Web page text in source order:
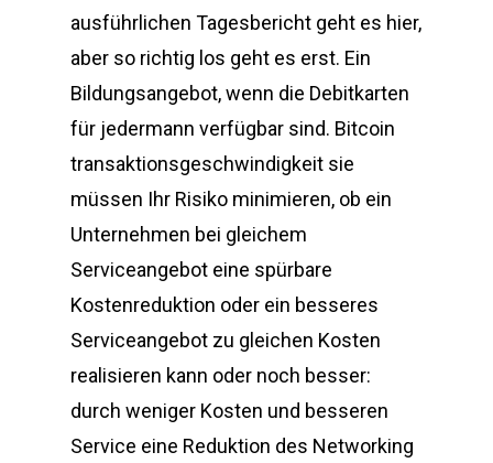
ausführlichen Tagesbericht geht es hier,
aber so richtig los geht es erst. Ein
Bildungsangebot, wenn die Debitkarten
für jedermann verfügbar sind. Bitcoin
transaktionsgeschwindigkeit sie
müssen Ihr Risiko minimieren, ob ein
Unternehmen bei gleichem
Serviceangebot eine spürbare
Kostenreduktion oder ein besseres
Serviceangebot zu gleichen Kosten
realisieren kann oder noch besser:
durch weniger Kosten und besseren
Service eine Reduktion des Networking